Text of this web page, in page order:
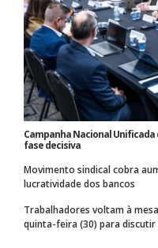
Campanha Nacional
fase decisiva
Movimento sindical cobra
lucratividade dos bancos
Trabalhadores voltam à
quinta-feira (30) para discutir